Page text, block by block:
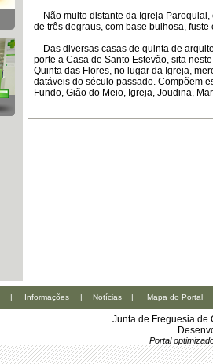
Não muito distante da Igreja
de três degraus, com base bulhosa,
Das diversas casas de quinta de
porte a Casa de Santo Estevão, sita
Quinta das Flores, no lugar da Igreja,
datáveis do século passado. Compõem
Fundo, Gião do Meio, Igreja, Joudina,
| Informações | Notícias | Mapa do Portal
Junta de Freguesia de
Portal